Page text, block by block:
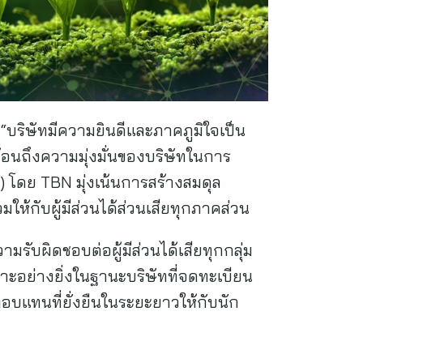
บริษัทมีความยินดีและภาคภูมิใจเป็น
นถึงความมุ่งมั่นของบริษัทในการ
ดย TBN มุ่งเน้นการสร้างสมดุล
ให้กับผู้มีส่วนได้ส่วนเสียทุกภาคส่วน
มรับผิดชอบต่อผู้มีส่วนได้เสียทุกกลุ่ม
อย่างยิ่งในฐานะบริษัทที่จดทะเบียน
แทนที่ยั่งยืนในระยะยาวให้กับนัก